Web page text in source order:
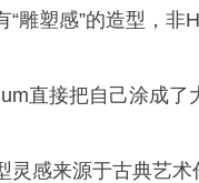
“雕塑感”的造型，非
直接把自己涂成了
灵感来源于古典艺术